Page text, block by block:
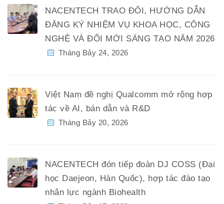
NACENTECH TRAO ĐỔI, HƯỚNG DẪN
ĐĂNG KÝ NHIỆM VỤ KHOA HỌC, CÔNG
NGHỆ VÀ ĐỔI MỚI SÁNG TẠO NĂM 2026
Tháng Bảy 24, 2026
Việt Nam đề nghị Qualcomm mở rộng hợp
tác về AI, bán dẫn và R&D
Tháng Bảy 20, 2026
NACENTECH đón tiếp đoàn DJ COSS (Đại
học Daejeon, Hàn Quốc), hợp tác đào tạo
nhân lực ngành Biohealth